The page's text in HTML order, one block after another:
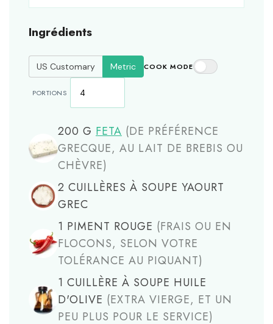
Ingrédients
US Customary Metric COOK MODE
PORTIONS
200 G FETA (DE PRÉFÉRENCE
GRECQUE, AU LAIT DE BREBIS OU
CHÈVRE)
2 CUILLÈRES À SOUPE YAOURT
GREC
1 PIMENT ROUGE (FRAIS OU EN
FLOCONS, SELON VOTRE
TOLÉRANCE AU PIQUANT)
1 CUILLÈRE À SOUPE HUILE
D'OLIVE (EXTRA VIERGE, ET UN
PEU PLUS POUR LE SERVICE)